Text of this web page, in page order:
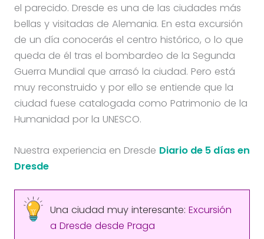
el parecido. Dresde es una de las ciudades más
bellas y visitadas de Alemania. En esta excursión
de un día conocerás el centro histórico, o lo que
queda de él tras el bombardeo de la Segunda
Guerra Mundial que arrasó la ciudad. Pero está
muy reconstruido y por ello se entiende que la
ciudad fuese catalogada como Patrimonio de la
Humanidad por la UNESCO.
Nuestra experiencia en Dresde Diario de 5 días en
Dresde
Una ciudad muy interesante: Excursión
a Dresde desde Praga